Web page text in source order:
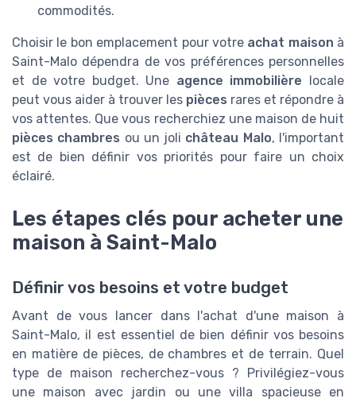
commodités.
Choisir le bon emplacement pour votre achat maison à
Saint-Malo dépendra de vos préférences personnelles
et de votre budget. Une agence immobilière locale
peut vous aider à trouver les pièces rares et répondre à
vos attentes. Que vous recherchiez une maison de huit
pièces chambres ou un joli château Malo, l'important
est de bien définir vos priorités pour faire un choix
éclairé.
Les étapes clés pour acheter une
maison à Saint-Malo
Définir vos besoins et votre budget
Avant de vous lancer dans l'achat d'une maison à
Saint-Malo, il est essentiel de bien définir vos besoins
en matière de pièces, de chambres et de terrain. Quel
type de maison recherchez-vous ? Privilégiez-vous
une maison avec jardin ou une villa spacieuse en